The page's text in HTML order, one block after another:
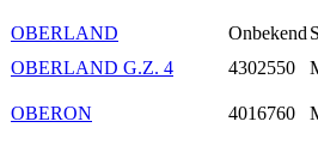
OBERLAND Onbekend
OBERLAND G.Z. 4
4302550
OBERON 4016760